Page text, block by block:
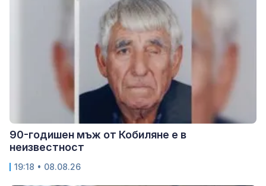
90-годишен мъж от Кобиляне е в
неизвестност
19:18 • 08.08.26